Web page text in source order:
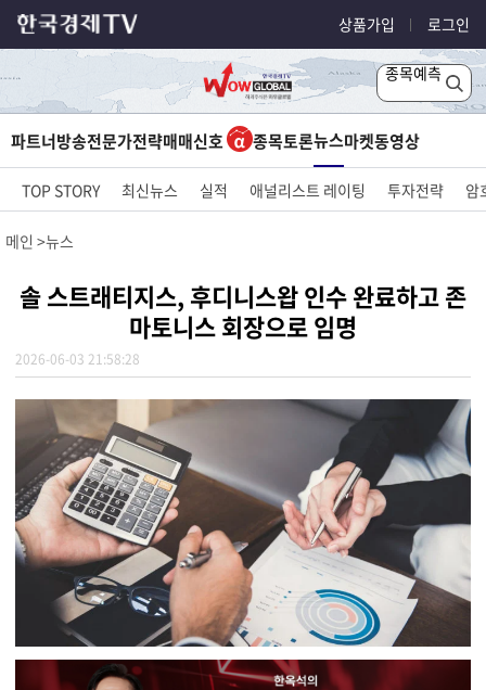
상품가입 로그인
종목예측
파트너방송전문가전략매매신호 종목토론뉴스마켓동영상
TOP STORY 최신뉴스 실적 애널리스트 레이팅 투자전략 암
메인 뉴스
솔 스트래티지스, 후디니스왑 인수 완료하고 존
마토니스 회장으로 임명
2026-06-03 21:58:28